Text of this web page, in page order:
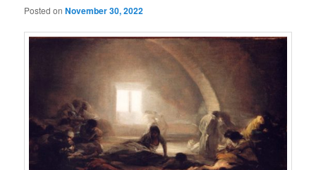
Posted onNovember 30, 2022